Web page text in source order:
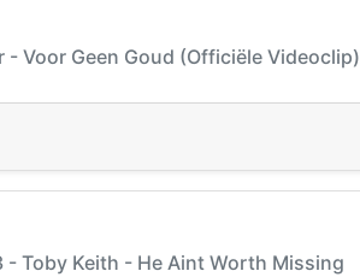
Voor Geen Goud (Officiële Videoclip)
Toby Keith - He Aint Worth Missing